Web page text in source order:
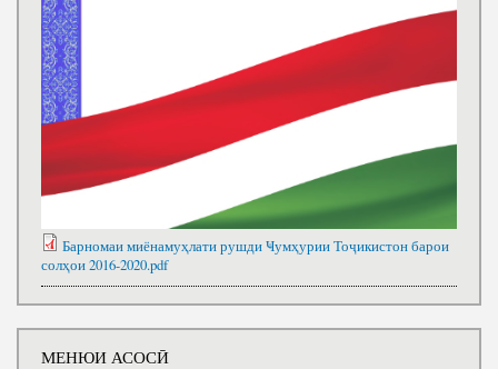
Барномаи миёнамуҳлати рушди Ҹумҳурии Тоҷикистон барои
солҳои 2016-2020.pdf
МЕНЮИ АСОСӢ